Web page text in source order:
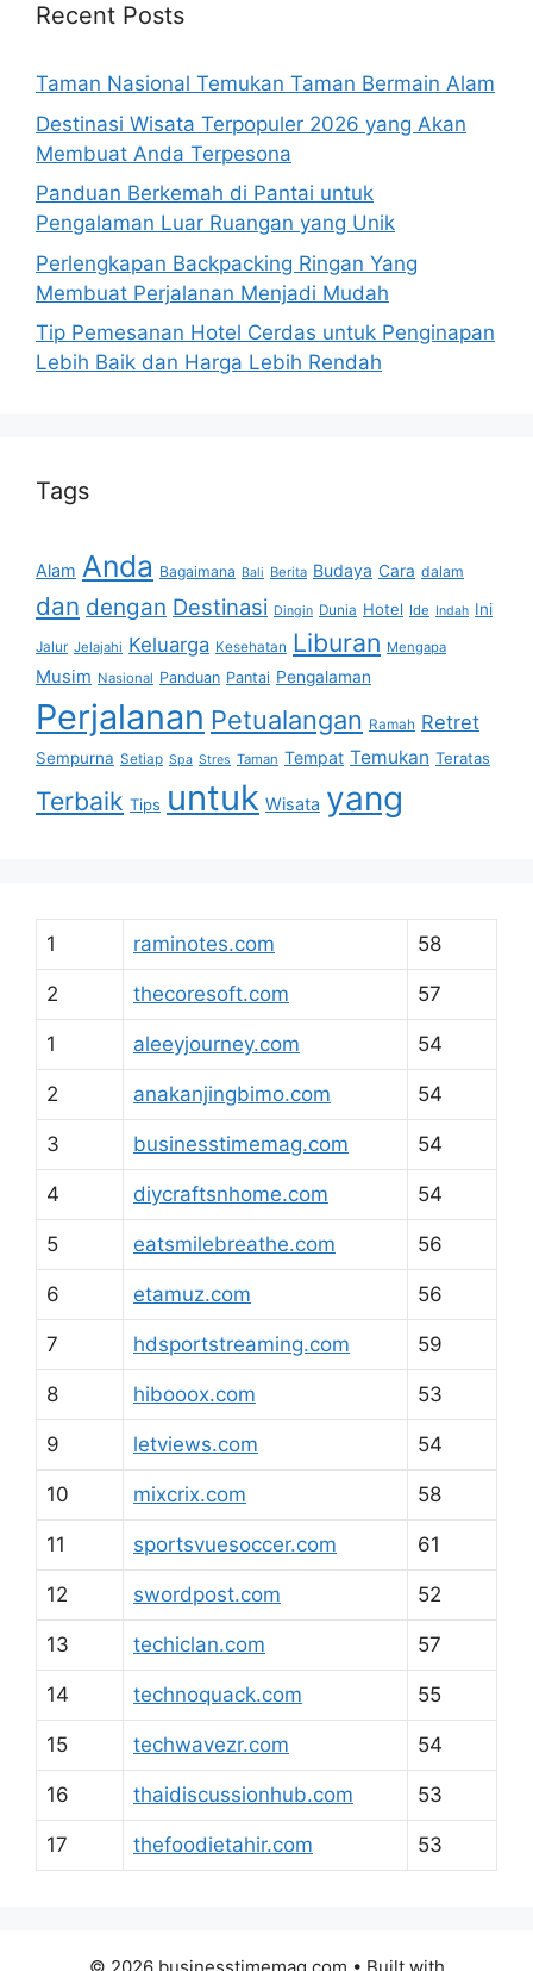
Recent Posts
Taman Nasional Temukan Taman Bermain Alam
Destinasi Wisata Terpopuler 2026 yang Akan
Membuat Anda Terpesona
Panduan Berkemah di Pantai untuk
Pengalaman Luar Ruangan yang Unik
Perlengkapan Backpacking Ringan Yang
Membuat Perjalanan Menjadi Mudah
Tip Pemesanan Hotel Cerdas untuk Penginapan
Lebih Baik dan Harga Lebih Rendah
Tags
Alam Anda Bagaimana Bali Berita Budaya Cara dalam
dan dengan Destinasi Dingin Dunia Hotel Ide Indah Ini
Jalur Jelajahi Keluarga Kesehatan Liburan Mengapa
Musim Nasional Panduan Pantai Pengalaman
Perjalanan Petualangan Ramah Retret
Sempurna Setiap Spa Stres Taman Tempat Temukan Teratas
Terbaik Tips untuk Wisata yang
1 raminotes.com 58
2 thecoresoft.com 57
1 aleeyjourney.com 54
2 anakanjingbimo.com 54
3 businesstimemag.com 54
4 diycraftsnhome.com 54
5 eatsmilebreathe.com 56
6 etamuz.com 56
7 hdsportstreaming.com 59
8 hibooox.com 53
9 letviews.com 54
10 mixcrix.com 58
11 sportsvuesoccer.com 61
12 swordpost.com 52
13 techiclan.com 57
14 technoquack.com 55
15 techwavezr.com 54
16 thaidiscussionhub.com 53
17 thefoodietahir.com 53